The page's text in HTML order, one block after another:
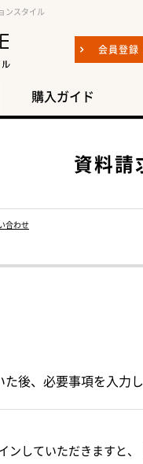
ンスタイル
会員登録
購入ガイド
資料請
合わせ
た後、必要事項を入力
ンしていただきますと